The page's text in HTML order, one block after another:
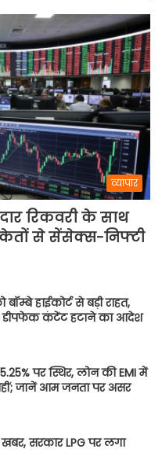
व्यापार
रिकवरी के साथ
से सेंसेक्स-निफ्टी
हाईकोर्ट से बड़ी राहत,
डीपफेक कंटेंट हटाने का आदेश
पर स्थिर, लोन की EMI में
जानें आम जनता पर असर
सरकार LPG पर लगा